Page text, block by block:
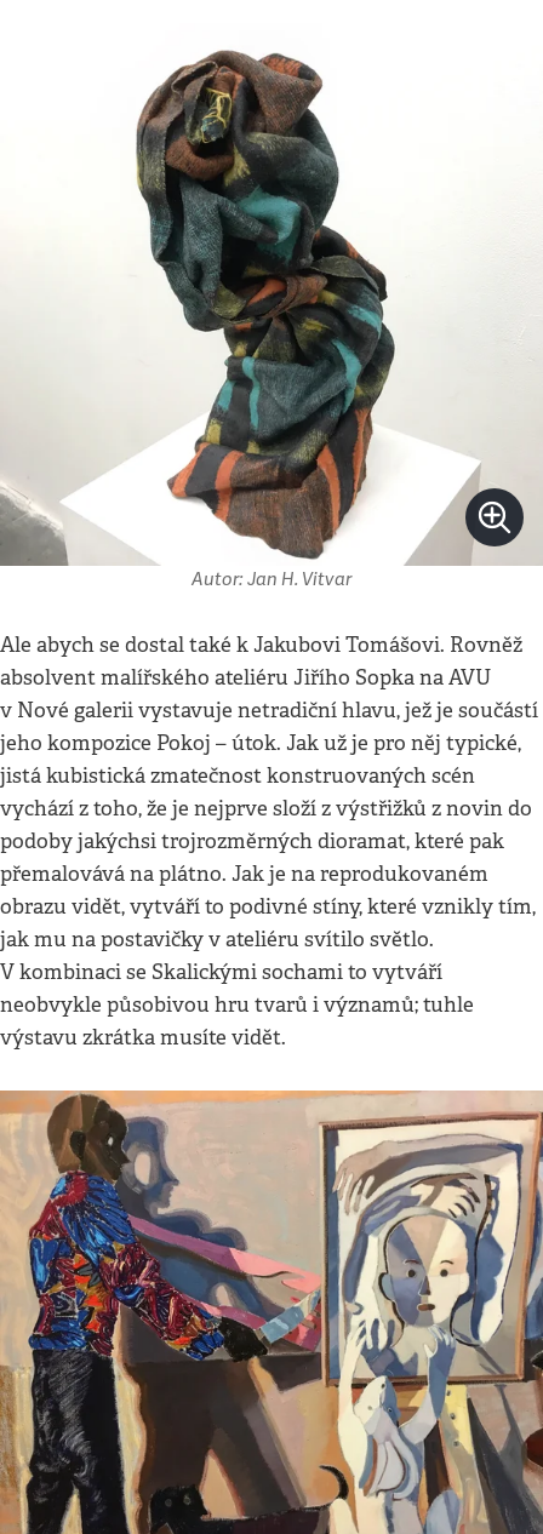
Autor: Jan H. Vitvar
Ale abych se dostal také k Jakubovi Tomášovi. Rovněž
absolvent malířského ateliéru Jiřího Sopka na AVU
v Nové galerii vystavuje netradiční hlavu, jež je součástí
jeho kompozice Pokoj – útok. Jak už je pro něj typické,
jistá kubistická zmatečnost konstruovaných scén
vychází z toho, že je nejprve složí z výstřižků z novin do
podoby jakýchsi trojrozměrných dioramat, které pak
přemalovává na plátno. Jak je na reprodukovaném
obrazu vidět, vytváří to podivné stíny, které vznikly tím,
jak mu na postavičky v ateliéru svítilo světlo.
V kombinaci se Skalickými sochami to vytváří
neobvykle působivou hru tvarů i významů; tuhle
výstavu zkrátka musíte vidět.